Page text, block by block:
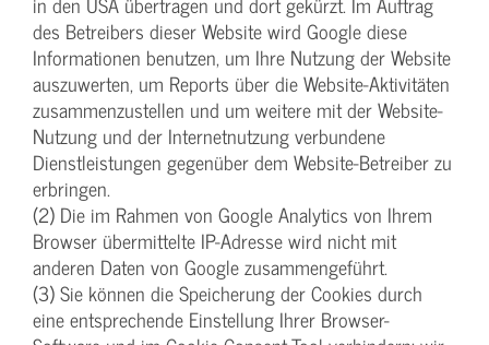
des Betreibers dieser Website wird Google diese
Informationen benutzen, um Ihre Nutzung der Website
auszuwerten, um Reports über die Website-Aktivitäten
zusammenzustellen und um weitere mit der Website-
Nutzung und der Internetnutzung verbundene
Dienstleistungen gegenüber dem Website-Betreiber zu
erbringen.
(2) Die im Rahmen von Google Analytics von Ihrem
Browser übermittelte IP-Adresse wird nicht mit
anderen Daten von Google zusammengeführt.
(3) Sie können die Speicherung der Cookies durch
eine entsprechende Einstellung Ihrer Browser-